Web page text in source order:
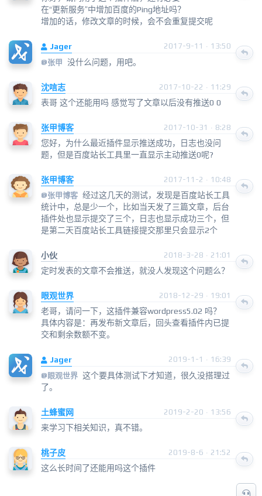
在“更新服务”中增加百度的Ping地址吗？
增加的话，修改文章的时候，会不会重复提交呢
Jager
2017-9-11 · 13:50
@张甲 没什么问题，用吧。
沈唁志 2017-10-22 · 11:29
表哥 这个还能用吗 感觉写了文章以后没有推送0 0
张甲博客 2017-10-31 · 8:28
您好，为什么最近插件显示推送成功，日志也没问
题，但是百度站长工具里一直显示主动推送0呢?
张甲博客
2017-11-2 · 10:48
@张甲博客 经过这几天的测试，发现是百度站长工具
统计中，总是少一个，比如当天发了三篇文章，后台
插件处也显示提交了三个，日志也显示成功三个，但
是第二天百度站长工具链接提交那里只会显示2个
小伙 2018-3-28 · 21:01
定时发表的文章不会推送，就没人发现这个问题么？
眼观世界 2018-12-29 · 19:01
老哥，请问一下，这插件兼容wordpress5.02 吗？
具体内容是：再发布新文章后，回头查看插件内已提
交和剩余数额不变。
Jager
2019-1-1 · 16:39
@眼观世界 这个要具体测试下才知道，很久没搭理过
了。
土蜂蜜网 2019-2-20 · 13:56
来学习下相关知识，真不错。
桃子皮 2019-8-6 · 21:52
这么长时间了还能用吗这个插件